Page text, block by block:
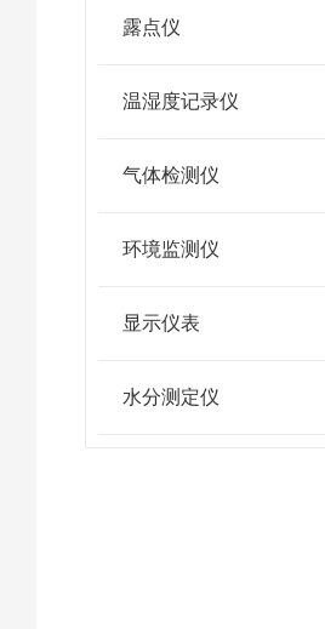
露点仪
温湿度记录仪
气体检测仪
环境监测仪
显示仪表
水分测定仪